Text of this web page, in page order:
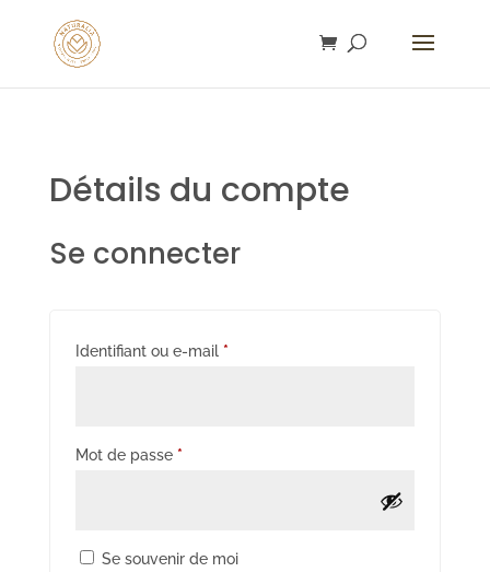
Détails du compte
Se connecter
Identifiant ou e-mail *Obligatoire
Mot de passe *Obligatoire
Se souvenir de moi